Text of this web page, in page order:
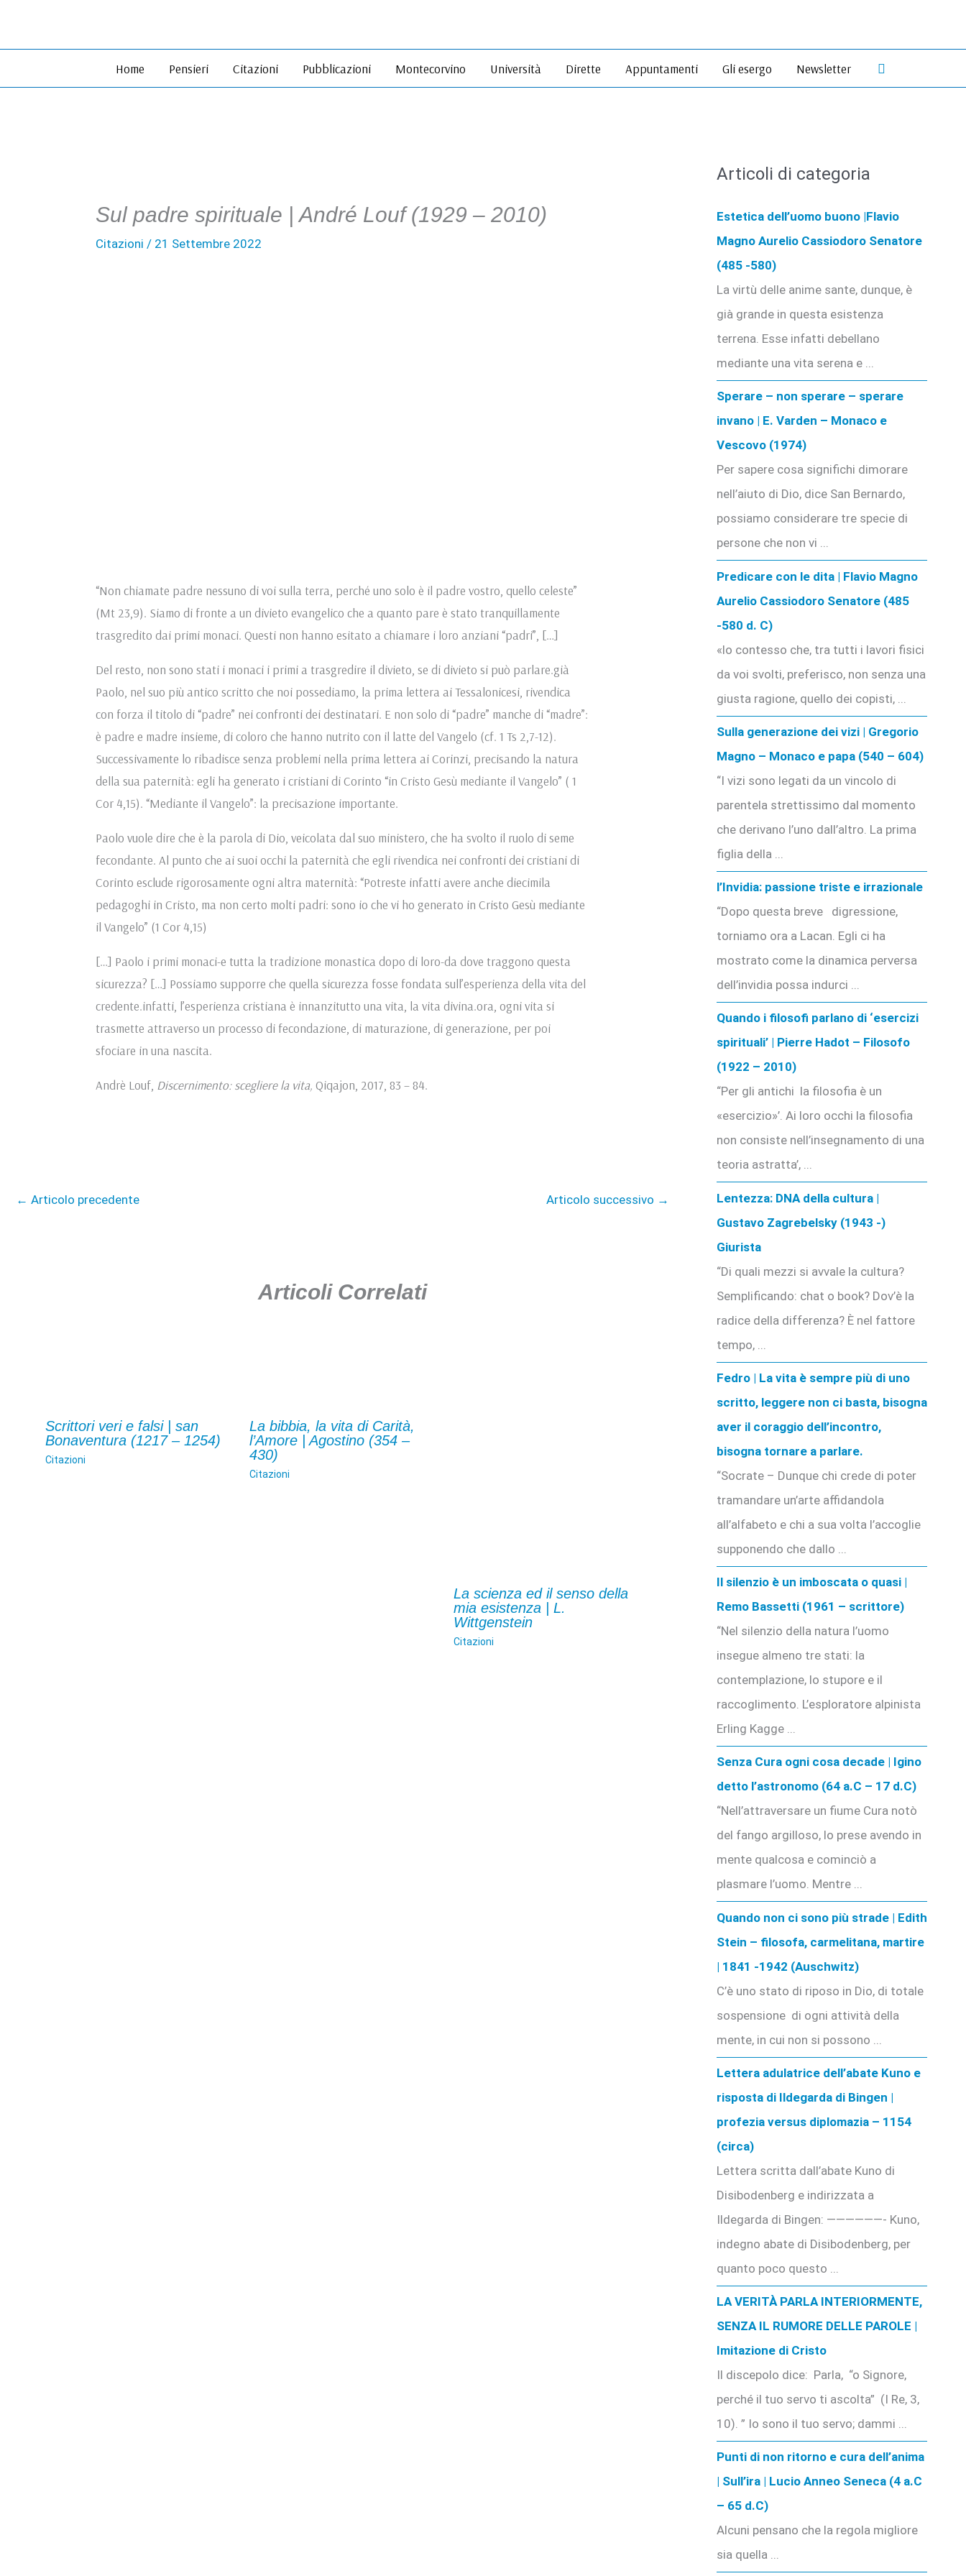
Home Pensieri Citazioni Pubblicazioni Montecorvino Università Dirette Appuntamenti Gli esergo Newsletter Cerca
Sul padre spirituale | André Louf (1929 – 2010)
Citazioni / 21 Settembre 2022
“Non chiamate padre nessuno di voi sulla terra, perché uno solo è il padre vostro, quello celeste”
(Mt 23,9). Siamo di fronte a un divieto evangelico che a quanto pare è stato tranquillamente
trasgredito dai primi monaci. Questi non hanno esitato a chiamare i loro anziani “padri”, […]
Del resto, non sono stati i monaci i primi a trasgredire il divieto, se di divieto si può parlare.già
Paolo, nel suo più antico scritto che noi possediamo, la prima lettera ai Tessalonicesi, rivendica
con forza il titolo di “padre” nei confronti dei destinatari. E non solo di “padre” manche di “madre”:
è padre e madre insieme, di coloro che hanno nutrito con il latte del Vangelo (cf. 1 Ts 2,7-12).
Successivamente lo ribadisce senza problemi nella prima lettera ai Corinzi, precisando la natura
della sua paternità: egli ha generato i cristiani di Corinto “in Cristo Gesù mediante il Vangelo” ( 1
Cor 4,15). “Mediante il Vangelo”: la precisazione importante.
Paolo vuole dire che è la parola di Dio, veicolata dal suo ministero, che ha svolto il ruolo di seme
fecondante. Al punto che ai suoi occhi la paternità che egli rivendica nei confronti dei cristiani di
Corinto esclude rigorosamente ogni altra maternità: “Potreste infatti avere anche diecimila
pedagoghi in Cristo, ma non certo molti padri: sono io che vi ho generato in Cristo Gesù mediante
il Vangelo” (1 Cor 4,15)
[…] Paolo i primi monaci-e tutta la tradizione monastica dopo di loro-da dove traggono questa
sicurezza? […] Possiamo supporre che quella sicurezza fosse fondata sull’esperienza della vita del
credente.infatti, l’esperienza cristiana è innanzitutto una vita, la vita divina.ora, ogni vita si
trasmette attraverso un processo di fecondazione, di maturazione, di generazione, per poi
sfociare in una nascita.
Andrè Louf, Discernimento: scegliere la vita, Qiqajon, 2017, 83 – 84.
← Articolo precedente Articolo successivo →
Articoli Correlati
Scrittori veri e falsi | san
Bonaventura (1217 – 1254)
Citazioni
La bibbia, la vita di Carità,
l’Amore | Agostino (354 –
430)
Citazioni
La scienza ed il senso della
mia esistenza | L.
Wittgenstein
Citazioni
Articoli di categoria
Estetica dell’uomo buono |Flavio
Magno Aurelio Cassiodoro Senatore
(485 -580)
La virtù delle anime sante, dunque, è
già grande in questa esistenza
terrena. Esse infatti debellano
mediante una vita serena e ...
Sperare – non sperare – sperare
invano | E. Varden – Monaco e
Vescovo (1974)
Per sapere cosa significhi dimorare
nell’aiuto di Dio, dice San Bernardo,
possiamo considerare tre specie di
persone che non vi ...
Predicare con le dita | Flavio Magno
Aurelio Cassiodoro Senatore (485
-580 d. C)
«lo contesso che, tra tutti i lavori fisici
da voi svolti, preferisco, non senza una
giusta ragione, quello dei copisti, ...
Sulla generazione dei vizi | Gregorio
Magno – Monaco e papa (540 – 604)
“I vizi sono legati da un vincolo di
parentela strettissimo dal momento
che derivano l’uno dall’altro. La prima
figlia della ...
l’Invidia: passione triste e irrazionale
“Dopo questa breve digressione,
torniamo ora a Lacan. Egli ci ha
mostrato come la dinamica perversa
dell’invidia possa indurci ...
Quando i filosofi parlano di ‘esercizi
spirituali’ | Pierre Hadot – Filosofo
(1922 – 2010)
“Per gli antichi la filosofia è un
«esercizio»’. Ai loro occhi la filosofia
non consiste nell’insegnamento di una
teoria astratta’, ...
Lentezza: DNA della cultura |
Gustavo Zagrebelsky (1943 -)
Giurista
“Di quali mezzi si avvale la cultura?
Semplificando: chat o book? Dov’è la
radice della differenza? È nel fattore
tempo, ...
Fedro | La vita è sempre più di uno
scritto, leggere non ci basta, bisogna
aver il coraggio dell’incontro,
bisogna tornare a parlare.
“Socrate – Dunque chi crede di poter
tramandare un’arte affidandola
all’alfabeto e chi a sua volta l’accoglie
supponendo che dallo ...
Il silenzio è un imboscata o quasi |
Remo Bassetti (1961 – scrittore)
“Nel silenzio della natura l’uomo
insegue almeno tre stati: la
contemplazione, lo stupore e il
raccoglimento. L’esploratore alpinista
Erling Kagge ...
Senza Cura ogni cosa decade | Igino
detto l’astronomo (64 a.C – 17 d.C)
“Nell’attraversare un fiume Cura notò
del fango argilloso, lo prese avendo in
mente qualcosa e cominciò a
plasmare l’uomo. Mentre ...
Quando non ci sono più strade | Edith
Stein – filosofa, carmelitana, martire
| 1841 -1942 (Auschwitz)
C’è uno stato di riposo in Dio, di totale
sospensione di ogni attività della
mente, in cui non si possono ...
Lettera adulatrice dell’abate Kuno e
risposta di Ildegarda di Bingen |
profezia versus diplomazia – 1154
(circa)
Lettera scritta dall’abate Kuno di
Disibodenberg e indirizzata a
Ildegarda di Bingen: ——————- Kuno,
indegno abate di Disibodenberg, per
quanto poco questo ...
LA VERITÀ PARLA INTERIORMENTE,
SENZA IL RUMORE DELLE PAROLE |
Imitazione di Cristo
Il discepolo dice: Parla, “o Signore,
perché il tuo servo ti ascolta” (I Re, 3,
10). ” Io sono il tuo servo; dammi ...
Punti di non ritorno e cura dell’anima
| Sull’ira | Lucio Anneo Seneca (4 a.C
– 65 d.C)
Alcuni pensano che la regola migliore
sia quella ...